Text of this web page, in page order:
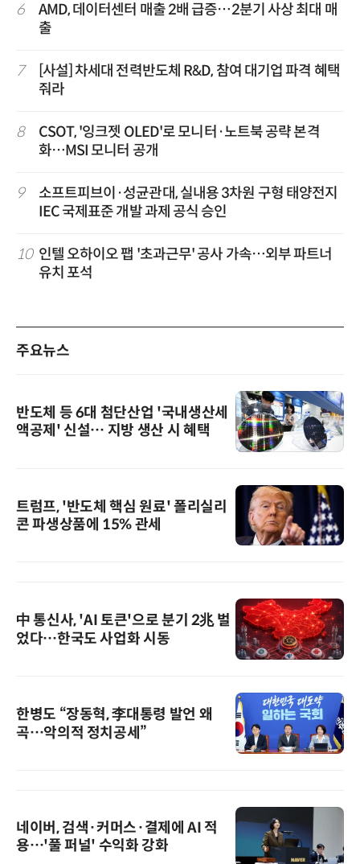
6
AMD, 데이터센터 매출 2배 급증…2분기 사상 최대 매
출
7
[사설] 차세대 전력반도체 R&D, 참여 대기업 파격 혜택
줘라
8
CSOT, '잉크젯 OLED'로 모니터·노트북 공략 본격
화…MSI 모니터 공개
9
소프트피브이·성균관대, 실내용 3차원 구형 태양전지
IEC 국제표준 개발 과제 공식 승인
10 인텔 오하이오 팹 '초과근무' 공사 가속…외부 파트너
유치 포석
주요뉴스
반도체 등 6대 첨단산업 '국내생산세
액공제' 신설… 지방 생산 시 혜택
트럼프, '반도체 핵심 원료' 폴리실리
콘 파생상품에 15% 관세
中 통신사, 'AI 토큰'으로 분기 2兆 벌
었다…한국도 사업화 시동
한병도 “장동혁, 李대통령 발언 왜
곡…악의적 정치공세”
네이버, 검색·커머스·결제에 AI 적
용…'풀 퍼널' 수익화 강화